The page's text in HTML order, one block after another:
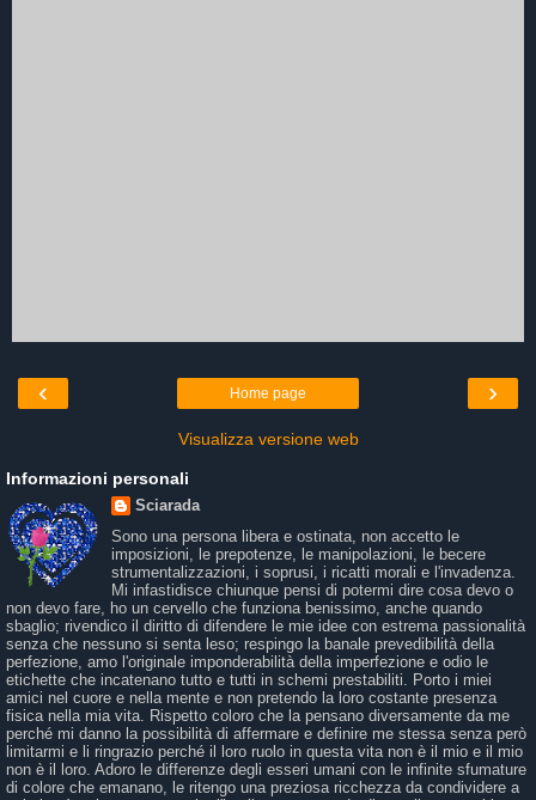
‹ ›
Home page
Visualizza versione web
Informazioni personali
Sciarada
Sono una persona libera e ostinata, non accetto le
imposizioni, le prepotenze, le manipolazioni, le becere
strumentalizzazioni, i soprusi, i ricatti morali e l'invadenza.
Mi infastidisce chiunque pensi di potermi dire cosa devo o
non devo fare, ho un cervello che funziona benissimo, anche quando
sbaglio; rivendico il diritto di difendere le mie idee con estrema passionalità
senza che nessuno si senta leso; respingo la banale prevedibilità della
perfezione, amo l'originale imponderabilità della imperfezione e odio le
etichette che incatenano tutto e tutti in schemi prestabiliti. Porto i miei
amici nel cuore e nella mente e non pretendo la loro costante presenza
fisica nella mia vita. Rispetto coloro che la pensano diversamente da me
perché mi danno la possibilità di affermare e definire me stessa senza però
limitarmi e li ringrazio perché il loro ruolo in questa vita non è il mio e il mio
non è il loro. Adoro le differenze degli esseri umani con le infinite sfumature
di colore che emanano, le ritengo una preziosa ricchezza da condividere a